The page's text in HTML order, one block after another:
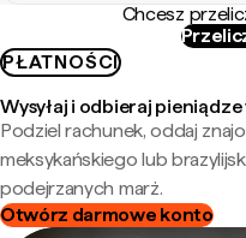
Chcesz
PŁATNOŚCI
Wysyłaj i odbieraj
Podziel rachunek, oddaj
meksykańskiego lub
podejrzanych marż.
Otwórz darmowe konto